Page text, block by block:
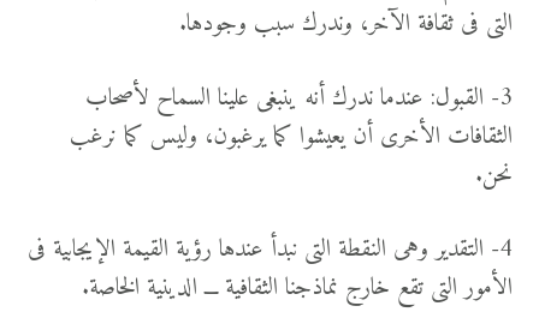
التى فى ثقافة الآخر، وندرك سبب وجودها.
3- القبول: عندما ندرك أنه ينبغى علينا السماح لأصحاب
الثقافات الأخرى أن يعيشوا كما يرغبون، وليس كما نرغب
نحن.
4- التقدير وهى النقطة التى نبدأ عندها رؤية القيمة الإيجابية فى
الأمور التى تقع خارج نماذجنا الثقافية ـــ الدينية الخاصة.